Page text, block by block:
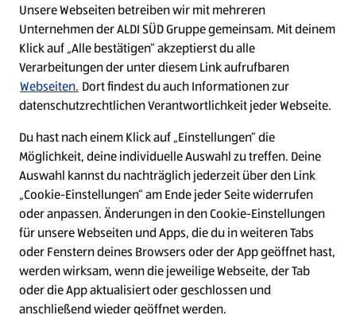
W
i
r
d
a
u
f
W
i
r
d
a
u
f
W
i
r
d
a
u
f
W
i
r
d
a
Cookie - Liste
Datenschutz
Unsere Webseiten betreiben wir mit mehreren
Unternehmen der ALDI SÜD Gruppe gemeinsam. Mit deinem
Klick auf „Alle bestätigen“ akzeptierst du alle
Verarbeitungen der unter diesem Link aufrufbaren
Webseiten. Dort findest du auch Informationen zur
datenschutzrechtlichen Verantwortlichkeit jeder Webseite.
Du hast nach einem Klick auf „Einstellungen“ die
Möglichkeit, deine individuelle Auswahl zu treffen. Deine
Auswahl kannst du nachträglich jederzeit über den Link
„Cookie-Einstellungen“ am Ende jeder Seite widerrufen
oder anpassen. Änderungen in den Cookie-Einstellungen
für unsere Webseiten und Apps, die du in weiteren Tabs
oder Fenstern deines Browsers oder der App geöffnet hast,
werden wirksam, wenn die jeweilige Webseite, der Tab
oder die App aktualisiert oder geschlossen und
anschließend wieder geöffnet werden.